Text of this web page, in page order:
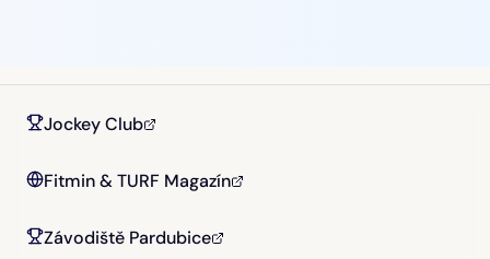
Jockey Club
Fitmin & TURF Magazín
Závodiště Pardubice